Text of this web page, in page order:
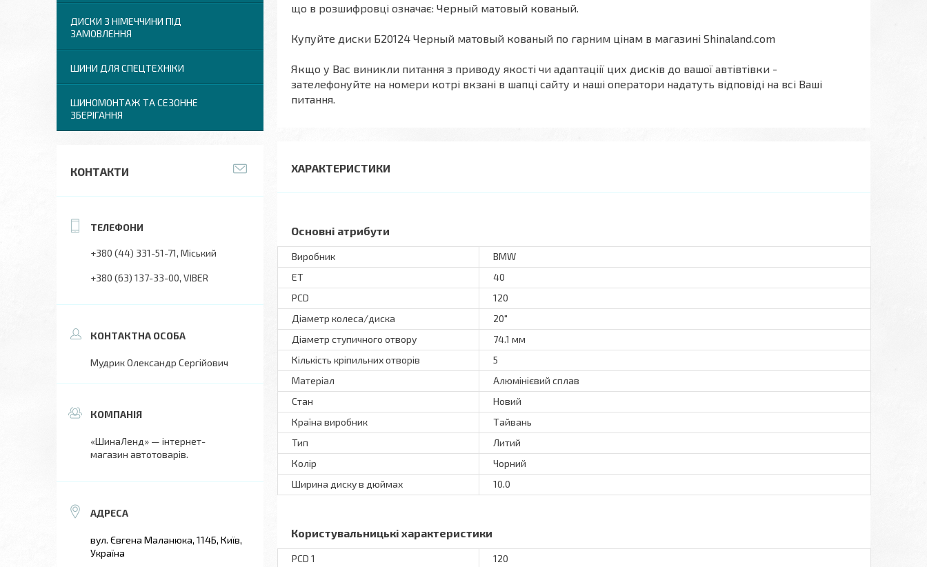
що в розшифровці означає: Черный матовый кованый.
Купуйте диски Б20124 Черный матовый кованый по гарним цінам в магазині Shinaland.com
Якщо у Вас виникли питання з приводу якості чи адаптаціії цих дисків до вашої автівтівки -
зателефонуйте на номери котрі вкзані в шапці сайту и наші оператори надатуть відповіді на всі Ваші
питання.
ХАРАКТЕРИСТИКИ
Основні атрибути
Виробник
BMW
ET
40
PCD
120
Діаметр колеса/диска
20"
Діаметр ступичного отвору
74.1 мм
Кількість кріпильних отворів
5
Матеріал
Алюмінієвий сплав
Стан
Новий
Країна виробник
Тайвань
Тип
Литий
Колір
Чорний
Ширина диску в дюймах
10.0
Користувальницькі характеристики
PCD 1
120
ДИСКИ З НІМЕЧЧИНИ ПІД
ЗАМОВЛЕННЯ
ШИНИ ДЛЯ СПЕЦТЕХНІКИ
ШИНОМОНТАЖ ТА СЕЗОННЕ
ЗБЕРІГАННЯ
КОНТАКТИ
+380 (44) 331-51-71 Міський
+380 (63) 137-33-00 VIBER
Мудрик Олександр Сергійович
«ШинаЛенд» — інтернет-
магазин автотоварів.
вул. Євгена Маланюка, 114Б, Київ,
Україна